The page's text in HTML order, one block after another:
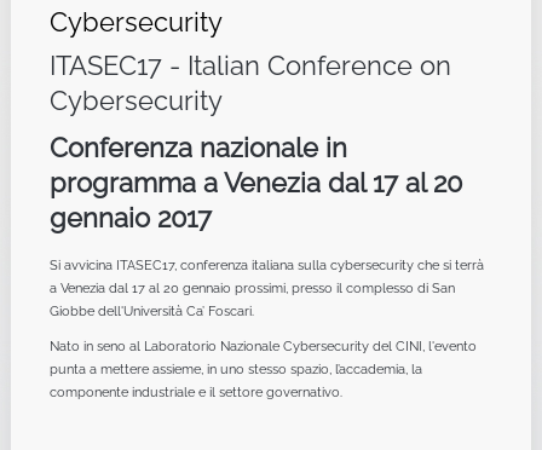
Cybersecurity
ITASEC17 - Italian Conference on
Cybersecurity
Conferenza nazionale in
programma a Venezia dal 17 al 20
gennaio 2017
Si avvicina ITASEC17, conferenza italiana sulla cybersecurity che si terrà
a Venezia dal 17 al 20 gennaio prossimi, presso il complesso di San
Giobbe dell'Università Ca’ Foscari.
Nato in seno al Laboratorio Nazionale Cybersecurity del CINI, l'evento
punta a mettere assieme, in uno stesso spazio, l’accademia, la
componente industriale e il settore governativo.